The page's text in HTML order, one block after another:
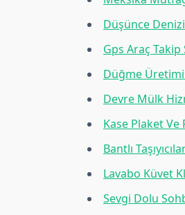
Düşünce
Gps Araç
Düğme
Devre Mülk
Kase Plaket Ve
Bantlı
Lavabo Küvet
Sevgi Dolu